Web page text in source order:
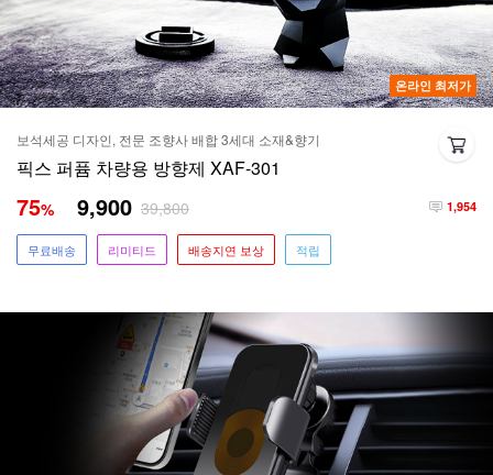
온라인 최저가
보석세공 디자인, 전문 조향사 배합 3세대 소재&향기
픽스 퍼퓸 차량용 방향제 XAF-301
1,954
75% 9,900 39,800
무료배송 리미티드 배송지연 보상 적립